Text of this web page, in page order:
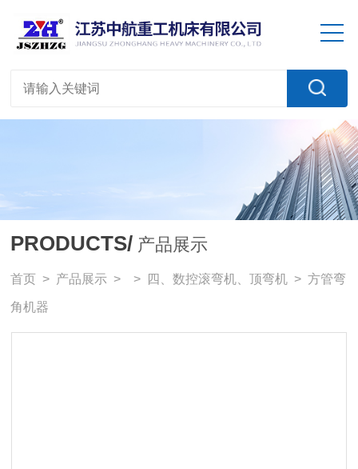
PRODUCTS/ 产品展示
首页 > 产品展示 > > 四、数控滚弯机、顶弯机 > 方管弯
角机器